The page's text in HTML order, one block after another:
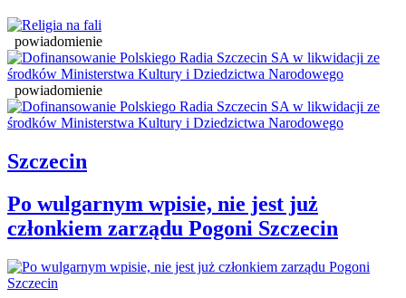
powiadomienie
powiadomienie
Szczecin
Po wulgarnym wpisie, nie jest już
członkiem zarządu Pogoni Szczecin